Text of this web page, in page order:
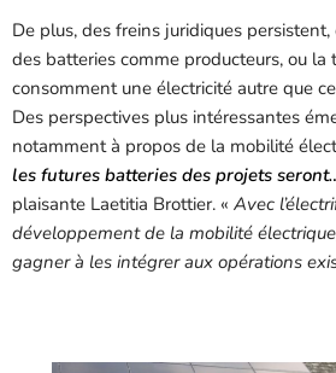
De plus, des freins juridiques
des batteries comme producteurs, ou la
consomment une électricité autre que
Des perspectives plus intéressantes
notamment à propos de la mobilité
les futures batteries des projets
plaisante Laetitia Brottier. « Avec
développement de la mobilité
gagner à les intégrer aux opérations